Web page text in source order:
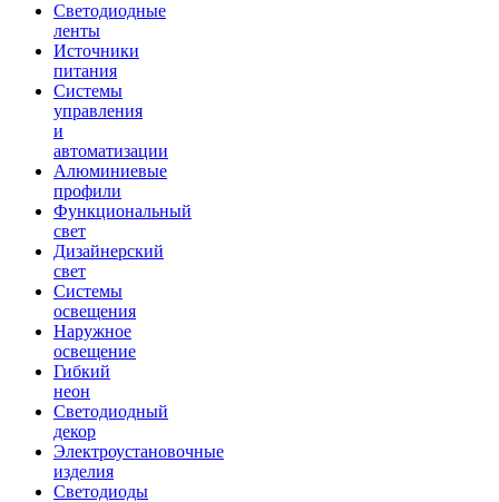
Светодиодные
ленты
Источники
питания
Системы
управления
и
автоматизации
Алюминиевые
профили
Функциональный
свет
Дизайнерский
свет
Системы
освещения
Наружное
освещение
Гибкий
неон
Светодиодный
декор
Электроустановочные
изделия
Светодиоды